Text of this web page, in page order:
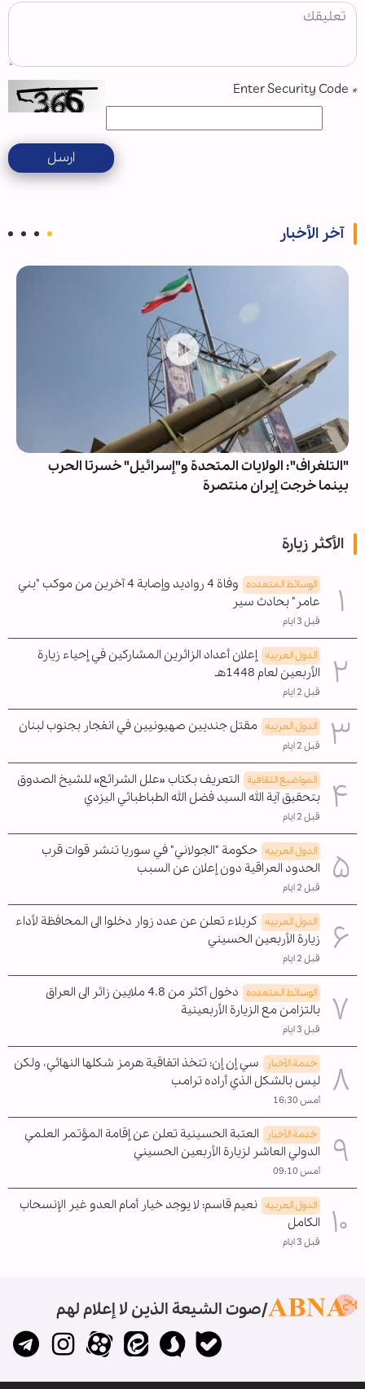
*
ارسل
آخر الأخبار
"التلغراف": الولايات المتحدة و"إسرائيل" خسرتا الحرب
بينما خرجت إيران منتصرة
الأكثر زيارة
الوسائط المتعدده
وفاة 4 رواديد وإصابة 4 آخرين من موكب "بني
عامر" بحادث سير
قبل 3 ايام
الدول العربیه إعلان أعداد الزائرين المشاركين في إحياء زيارة
الأربعين لعام 1448هـ
قبل 2 ايام
الدول العربیه مقتل جنديين صهيونيين في انفجار بجنوب لبنان
قبل 2 ايام
المواضیع الثقافية التعريف بكتاب «علل الشرائع» للشيخ الصدوق
بتحقيق آية الله السيد فضل الله الطباطبائي اليزدي
قبل 2 ايام
الدول العربیه حكومة "الجولاني" في سوريا تنشر قوات قرب
الحدود العراقية دون إعلان عن السبب
قبل 2 ايام
الدول العربیه كربلاء تعلن عن عدد زوار دخلوا الى المحافظة لأداء
زيارة الأربعين الحسيني
قبل 2 ايام
الوسائط المتعدده
دخول أكثر من 4.8 ملايين زائر الى العراق
بالتزامن مع الزيارة الأربعينية
قبل 3 ايام
خدمة الأخبار
سي إن إن: تتخذ اتفاقية هرمز شكلها النهائي، ولكن
ليس بالشكل الذي أراده ترامب
أمس 16:30
خدمة الأخبار
العتبة الحسينية تعلن عن إقامة المؤتمر العلمي
الدولي العاشر لزيارة الأربعين الحسيني
أمس 09:10
الدول العربیه نعيم قاسم: لا يوجد خيار أمام العدو غير الإنسحاب
الکامل
قبل 3 ايام
صوت الشيعة الذين لا إعلام لهم